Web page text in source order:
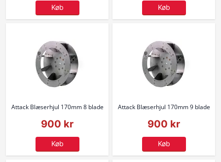
Køb Køb
Attack Blæserhjul 170mm 8 blade
900 kr
Køb
Attack Blæserhjul 170mm 9 blade
900 kr
Køb